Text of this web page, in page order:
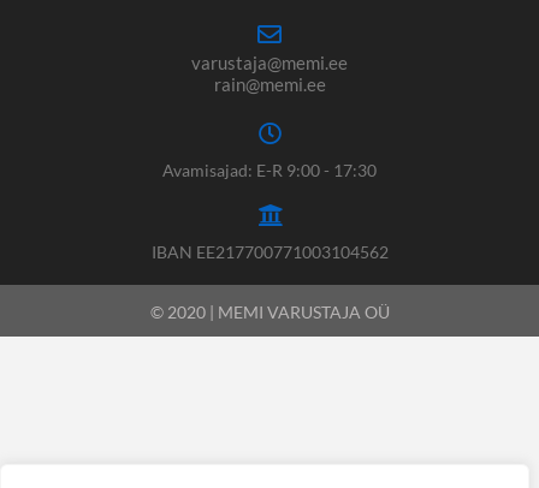
varustaja@memi.ee
rain@memi.ee
Avamisajad: E-R 9:00 - 17:30
IBAN EE217700771003104562
© 2020 | MEMI VARUSTAJA OÜ